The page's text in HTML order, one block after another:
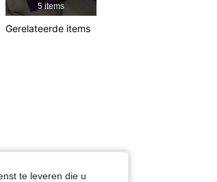
/ 39 in, Kleur: Veel kleurig, Maat: XS
5 items
Gerelateerde items
te leveren die u